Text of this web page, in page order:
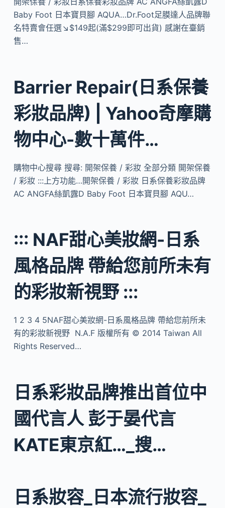
Baby Foot 日本寶貝腳 AQUA…Dr.Foot足膜達人品牌聯
名特賣會任選↘$149起(滿$299即可出貨) 感謝在臺銷
售…
Barrier Repair(日系保養
彩妝品牌) | Yahoo奇摩購
物中心-數十萬件…
購物中心搜尋 搜尋: 開架保養 / 彩妝 全部分類 開架保養
/ 彩妝 :::上方功能…開架保養 / 彩妝 日系保養彩妝品牌
AC ANGFA絲凱露D Baby Foot 日本寶貝腳 AQU…
::: NAF甜心美妝網-日系
風格品牌 帶給您前所未有
的彩妝新視野 :::
1 2 3 4 5NAF甜心美妝網-日系風格品牌 帶給您前所未
有的彩妝新視野 N.A.F 版權所有 © 2014 Taiwan All
Rights Reserved…
日系彩妝品牌推出首位中
國代言人 彭于晏代言
KATE東京紅…_搜…
日系妝容_日本流行妝容_